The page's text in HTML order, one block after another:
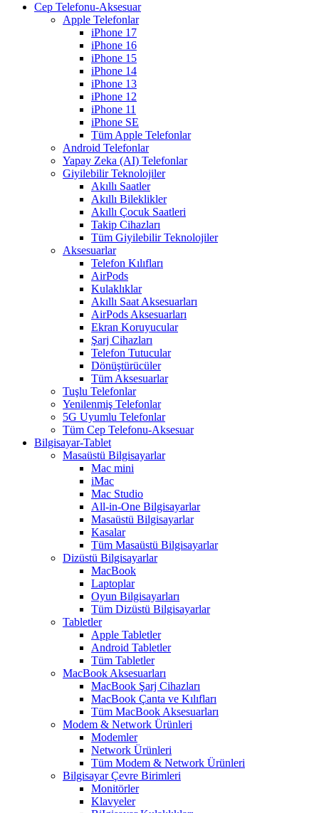
Cep Telefonu-Aksesuar
Apple Telefonlar
iPhone 17
iPhone 16
iPhone 15
iPhone 14
iPhone 13
iPhone 12
iPhone 11
iPhone SE
Tüm Apple Telefonlar
Android Telefonlar
Yapay Zeka (AI) Telefonlar
Giyilebilir Teknolojiler
Akıllı Saatler
Akıllı Bileklikler
Akıllı Çocuk Saatleri
Takip Cihazları
Tüm Giyilebilir Teknolojiler
Aksesuarlar
Telefon Kılıfları
AirPods
Kulaklıklar
Akıllı Saat Aksesuarları
AirPods Aksesuarları
Ekran Koruyucular
Şarj Cihazları
Telefon Tutucular
Dönüştürücüler
Tüm Aksesuarlar
Tuşlu Telefonlar
Yenilenmiş Telefonlar
5G Uyumlu Telefonlar
Tüm Cep Telefonu-Aksesuar
Bilgisayar-Tablet
Masaüstü Bilgisayarlar
Mac mini
iMac
Mac Studio
All-in-One Bilgisayarlar
Masaüstü Bilgisayarlar
Kasalar
Tüm Masaüstü Bilgisayarlar
Dizüstü Bilgisayarlar
MacBook
Laptoplar
Oyun Bilgisayarları
Tüm Dizüstü Bilgisayarlar
Tabletler
Apple Tabletler
Android Tabletler
Tüm Tabletler
MacBook Aksesuarları
MacBook Şarj Cihazları
MacBook Çanta ve Kılıfları
Tüm MacBook Aksesuarları
Modem & Network Ürünleri
Modemler
Network Ürünleri
Tüm Modem & Network Ürünleri
Bilgisayar Çevre Birimleri
Monitörler
Klavyeler